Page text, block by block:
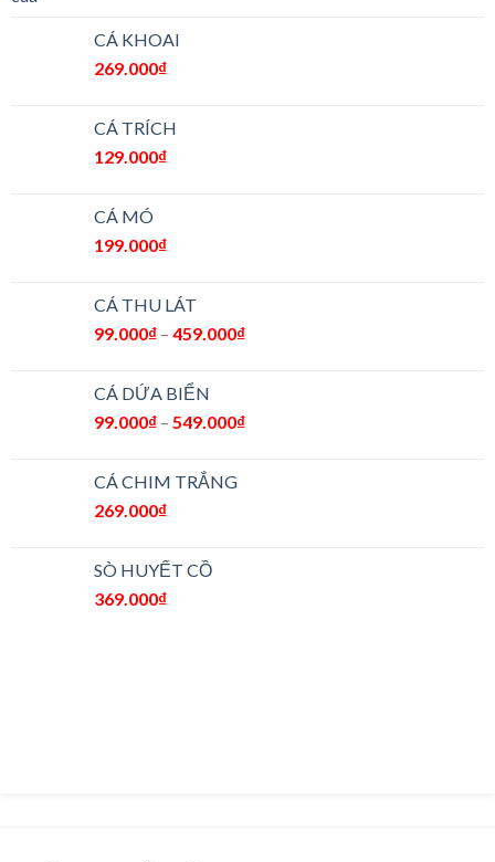
CÁ KHOAI
269.000₫
CÁ TRÍCH
129.000₫
CÁ MÓ
199.000₫
CÁ THU LÁT
99.000₫ – 459.000₫
CÁ DỨA BIỂN
99.000₫ – 549.000₫
CÁ CHIM TRẮNG
269.000₫
SÒ HUYẾT CỒ
369.000₫